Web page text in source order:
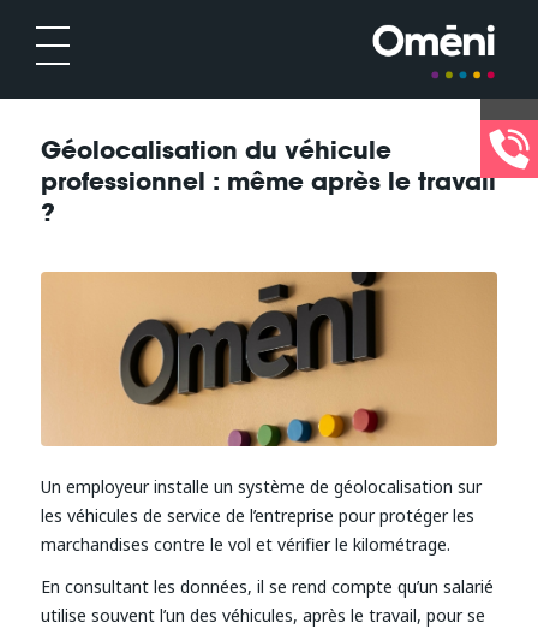
Géolocalisation du véhicule
professionnel : même après le travail
?
Un employeur installe un système de géolocalisation sur
les véhicules de service de l’entreprise pour protéger les
marchandises contre le vol et vérifier le kilométrage.
En consultant les données, il se rend compte qu’un salarié
utilise souvent l’un des véhicules, après le travail, pour se